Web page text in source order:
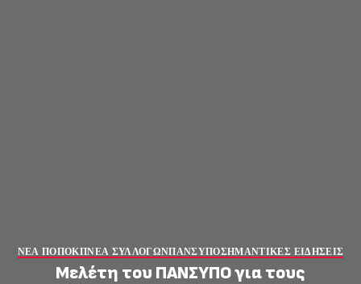
ΝΕΑ ΠΟΠΟΚΠΝΕΑ ΣΥΛΛΟΓΩΝΠΑΝΣΥΠΟΣΗΜΑΝΤΙΚΕΣ ΕΙΔΗΣΕΙΣ
Μελέτη του ΠΑΝΣΥΠΟ για τους